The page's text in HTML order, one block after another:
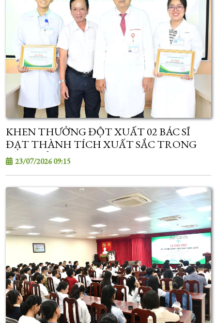
KHEN THƯỞNG ĐỘT XUẤT 02 BÁC SĨ
ĐẠT THÀNH TÍCH XUẤT SẮC TRONG
KỲ TUYỂN SINH SAU ĐẠI HỌC
23/07/2026 09:15